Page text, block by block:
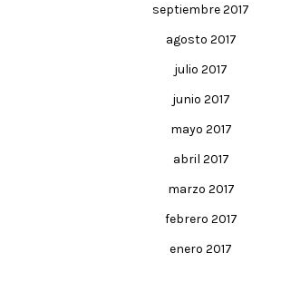
septiembre 2017
agosto 2017
julio 2017
junio 2017
mayo 2017
abril 2017
marzo 2017
febrero 2017
enero 2017